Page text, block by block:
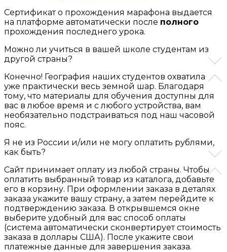
Сертификат о прохождения марафона выдается
на платформе автоматически после полного
прохождения последнего урока.
Можно ли учиться в вашей школе студентам из
другой страны?
Конечно! География наших студентов охватила
уже практически весь земной шар. Благодаря
тому, что материалы для обучения доступны для
вас в любое время и с любого устройства, вам
необязательно подстраиваться под наш часовой
пояс.
Я не из России и/или не могу оплатить рублями,
как быть?
Сайт принимает оплату из любой страны. Чтобы
оплатить выбранный товар из каталога, добавьте
его в корзину. При оформлении заказа в деталях
заказа укажите вашу страну, а затем перейдите к
подтверждению заказа. В открывшемся окне
выберите удобный для вас способ оплаты
(система автоматически сконвертирует стоимость
заказа в доллары США). После укажите свои
платежные данные для завершения заказа.